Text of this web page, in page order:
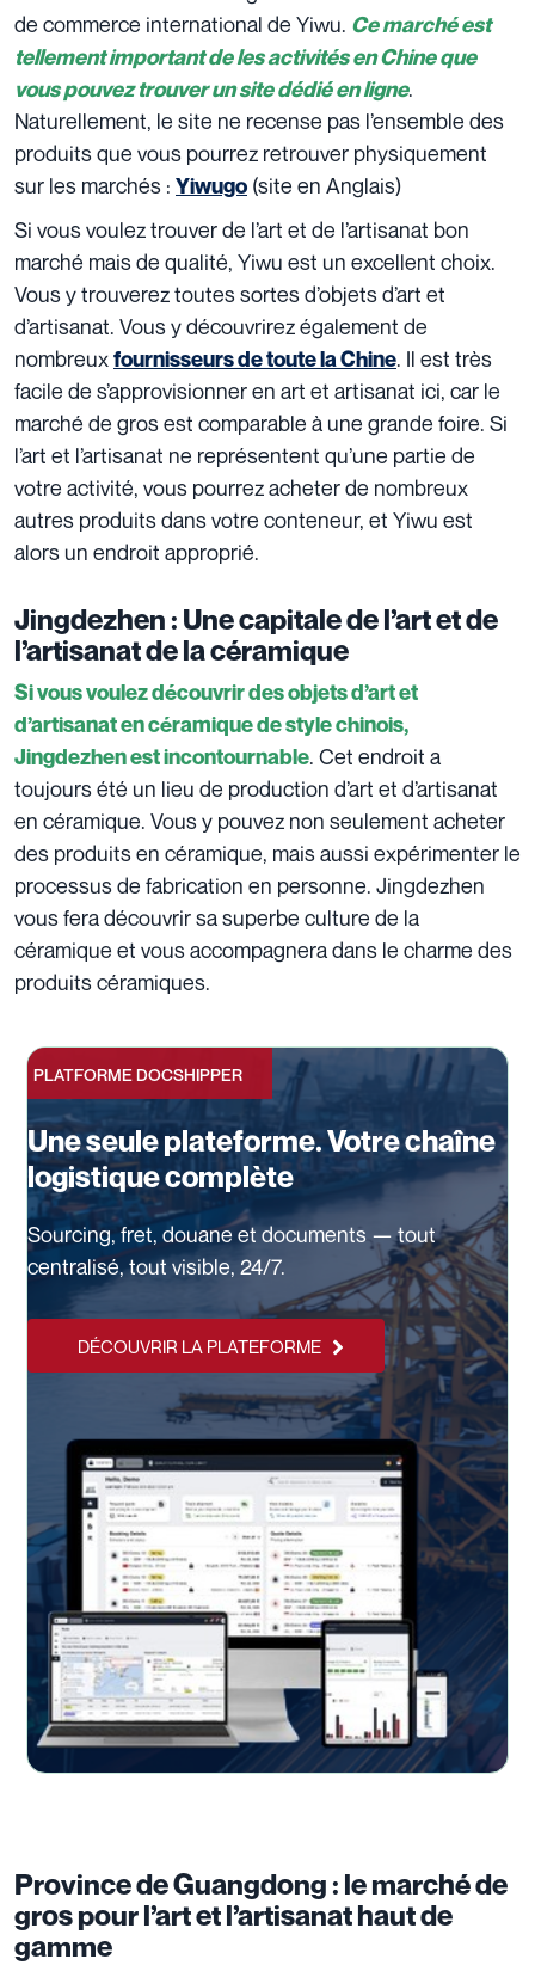
de commerce international de Yiwu. Ce marché est
tellement important de les activités en Chine que
vous pouvez trouver un site dédié en ligne.
Naturellement, le site ne recense pas l’ensemble des
produits que vous pourrez retrouver physiquement
sur les marchés : Yiwugo (site en Anglais)
Si vous voulez trouver de l’art et de l’artisanat bon
marché mais de qualité, Yiwu est un excellent choix.
Vous y trouverez toutes sortes d’objets d’art et
d’artisanat. Vous y découvrirez également de
nombreuxfournisseurs de toute la Chine. Il est très
facile de s’approvisionner en art et artisanat ici, car le
marché de gros est comparable à une grande foire. Si
l’art et l’artisanat ne représentent qu’une partie de
votre activité, vous pourrez acheter de nombreux
autres produits dans votre conteneur, et Yiwu est
alors un endroit approprié.
Jingdezhen : Une capitale de l’art et de
l’artisanat de la céramique
Si vous voulez découvrir des objets d’art et
d’artisanat en céramique de style chinois,
Jingdezhen est incontournable. Cet endroit a
toujours été un lieu de production d’art et d’artisanat
en céramique. Vous y pouvez non seulement acheter
des produits en céramique, mais aussi expérimenter le
processus de fabrication en personne. Jingdezhen
vous fera découvrir sa superbe culture de la
céramique et vous accompagnera dans le charme des
produits céramiques.
PLATFORME DOCSHIPPER
Une seule plateforme. Votre chaîne
logistique complète
Sourcing, fret, douane et documents — tout
centralisé, tout visible, 24/7.
DÉCOUVRIR LA PLATEFORME
Province de Guangdong : le marché de
gros pour l’art et l’artisanat haut de
gamme